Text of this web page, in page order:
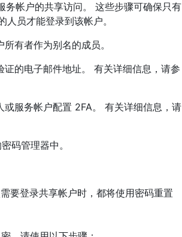
帐户的共享访问。 这些步骤可确保只有
员才能登录到该帐户。
有者作为别名的成员。
的电子邮件地址。 有关详细信息，请参
服务帐户配置 2FA。 有关详细信息，请
码管理器中。
要登录共享帐户时，都将使用密码重置